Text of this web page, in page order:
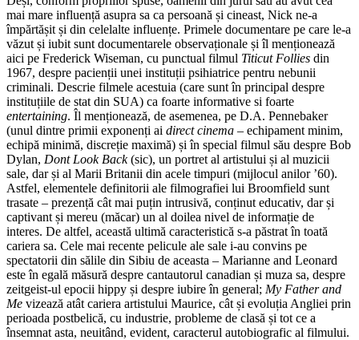
mai mare influență asupra sa ca persoană și cineast, Nick ne-a
împărtășit și din celelalte influențe. Primele documentare pe care le-a
văzut și iubit sunt documentarele observaționale și îl menționează
aici pe Frederick Wiseman, cu punctual filmul Titicut Follies din
1967, despre pacienții unei instituții psihiatrice pentru nebunii
criminali. Descrie filmele acestuia (care sunt în principal despre
instituțiile de stat din SUA) ca foarte informative si foarte
entertaining. Îl menționează, de asemenea, pe D.A. Pennebaker
(unul dintre primii exponenți ai direct cinema – echipament minim,
echipă minimă, discreție maximă) și în special filmul său despre Bob
Dylan, Dont Look Back(sic), un portret al artistului și al muzicii
sale, dar și al Marii Britanii din acele timpuri (mijlocul anilor ’60).
Astfel, elementele definitorii ale filmografiei lui Broomfield sunt
trasate – prezență cât mai puțin intrusivă, conținut educativ, dar și
captivant și mereu (măcar) un al doilea nivel de informație de
interes. De altfel, această ultimă caracteristică s-a păstrat în toată
cariera sa. Cele mai recente pelicule ale sale i-au convins pe
spectatorii din sălile din Sibiu de aceasta – Marianne and Leonard
este în egală măsură despre cantautorul canadian și muza sa, despre
zeitgeist-ul epocii hippy și despre iubire în general; My Father and
Me vizează atât cariera artistului Maurice, cât și evoluția Angliei prin
perioada postbelică, cu industrie, probleme de clasă și tot ce a
însemnat asta, neuitând, evident, caracterul autobiografic al filmului.